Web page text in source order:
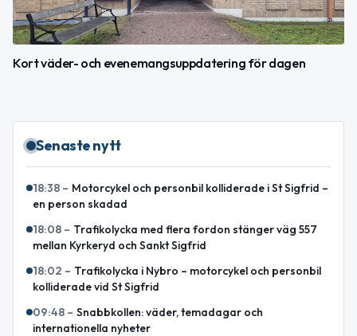
Kort väder- och evenemangsuppdatering för dagen
Senaste nytt
18:38 – Motorcykel och personbil kolliderade i St Sigfrid –
en person skadad
18:08 – Trafikolycka med flera fordon stänger väg 557
mellan Kyrkeryd och Sankt Sigfrid
18:02 – Trafikolycka i Nybro – motorcykel och personbil
kolliderade vid St Sigfrid
09:48 – Snabbkollen: väder, temadagar och
internationella nyheter